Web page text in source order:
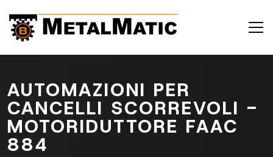
AUTOMAZIONI PER
CANCELLI SCORREVOLI -
MOTORIDUTTORE FAAC
884